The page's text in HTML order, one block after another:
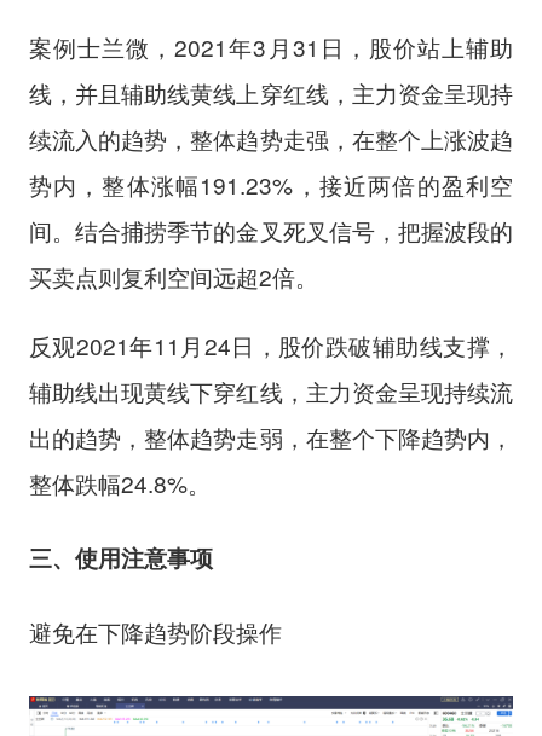
案例士兰微，2021年3月31日，股价站上辅助
线，并且辅助线黄线上穿红线，主力资金呈现持
续流入的趋势，整体趋势走强，在整个上涨波趋
势内，整体涨幅191.23%，接近两倍的盈利空
间。结合捕捞季节的金叉死叉信号，把握波段的
买卖点则复利空间远超2倍。
反观2021年11月24日，股价跌破辅助线支撑，
辅助线出现黄线下穿红线，主力资金呈现持续流
出的趋势，整体趋势走弱，在整个下降趋势内，
整体跌幅24.8%。
三、使用注意事项
避免在下降趋势阶段操作